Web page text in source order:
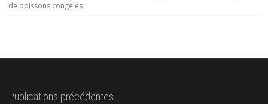
de poissons congelés
Publications précédentes